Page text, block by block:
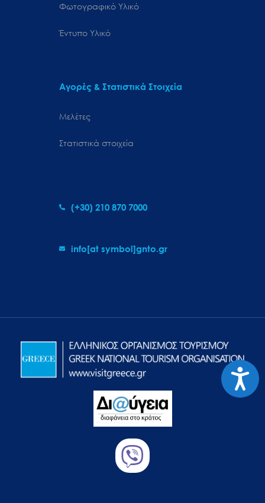
Φωτογραφικό Υλικό
Έντυπο Υλικό
Αγορές & Στατιστικά Στοιχεία
Μελέτες
Στατιστικά στοιχεία
(+30) 210 870 7000
info[at symbol]gnto.gr